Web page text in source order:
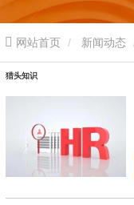
网站首页 新闻动态
猎头知识